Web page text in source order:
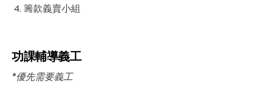
籌款義賣小組
功課輔導義工
*優先需要義工